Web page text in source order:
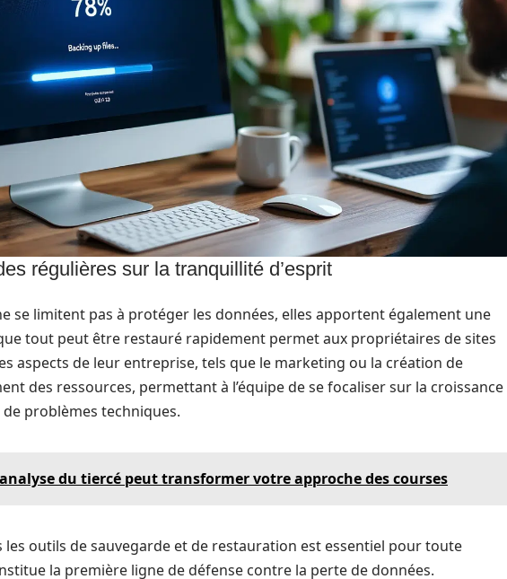
régulières sur la tranquillité d’esprit
se limitent pas à protéger les données, elles apportent également une
tout peut être restauré rapidement permet aux propriétaires de sites
aspects de leur entreprise, tels que le marketing ou la création de
des ressources, permettant à l’équipe de se focaliser sur la croissance
problèmes techniques.
du tiercé peut transformer votre approche des courses
les outils de sauvegarde et de restauration est essentiel pour toute
la première ligne de défense contre la perte de données.